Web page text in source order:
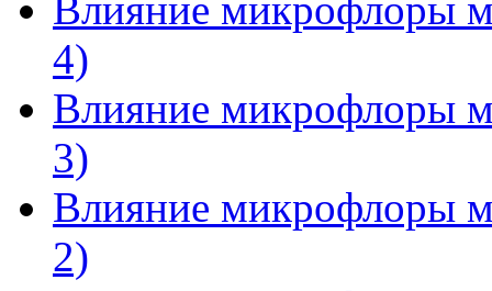
4)
Влияние микрофлоры
3)
Влияние микрофлоры
2)